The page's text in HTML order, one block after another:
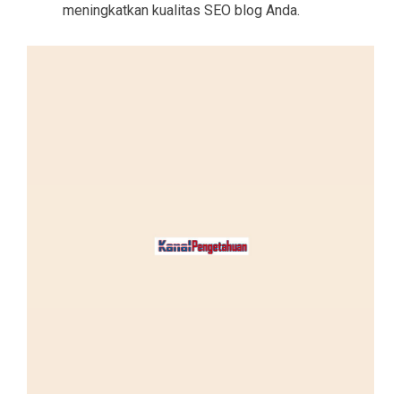
meningkatkan kualitas SEO blog Anda.